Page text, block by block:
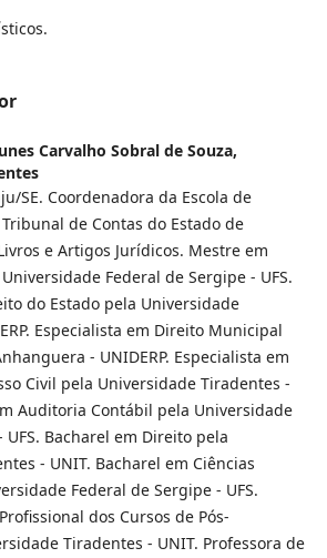
Carvalho Sobral de Souza,
SE. Coordenadora da Escola de
Tribunal de Contas do Estado de
e Artigos Jurídicos. Mestre em
Federal de Sergipe - UFS.
do Estado pela Universidade
Especialista em Direito Municipal
- UNIDERP. Especialista em
Civil pela Universidade Tiradentes -
Auditoria Contábil pela Universidade
Bacharel em Direito pela
- UNIT. Bacharel em Ciências
Federal de Sergipe - UFS.
dos Cursos de Pós-
Tiradentes - UNIT. Professora de